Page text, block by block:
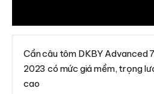
Cần câu tôm DKBY Advanced
2023 có mức giá mềm, trọng
cao